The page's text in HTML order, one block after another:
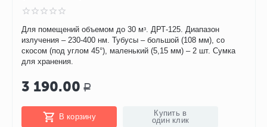
Для помещений объемом до 30 мᶟ. ДРТ-125. Диапазон
излучения – 230-400 нм. Тубусы – большой (108 мм), со
скосом (под углом 45°), маленький (5,15 мм) – 2 шт. Сумка
для хранения.
3 190.00 Р
В корзину
Купить в
один клик